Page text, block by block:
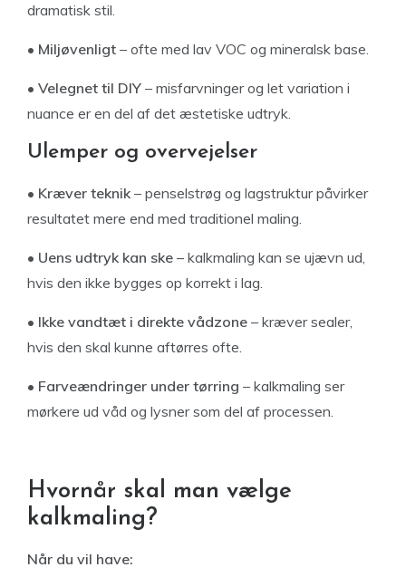
dramatisk stil.
• Miljøvenligt – ofte med lav VOC og mineralsk base.
• Velegnet til DIY – misfarvninger og let variation i
nuance er en del af det æstetiske udtryk.
Ulemper og overvejelser
• Kræver teknik– penselstrøg og lagstruktur påvirker
resultatet mere end med traditionel maling.
• Uens udtryk kan ske – kalkmaling kan se ujævn ud,
hvis den ikke bygges op korrekt i lag.
• Ikke vandtæt i direkte vådzone – kræver sealer,
hvis den skal kunne aftørres ofte.
• Farveændringer under tørring – kalkmaling ser
mørkere ud våd og lysner som del af processen.
Hvornår skal man vælge
kalkmaling?
Når du vil have: